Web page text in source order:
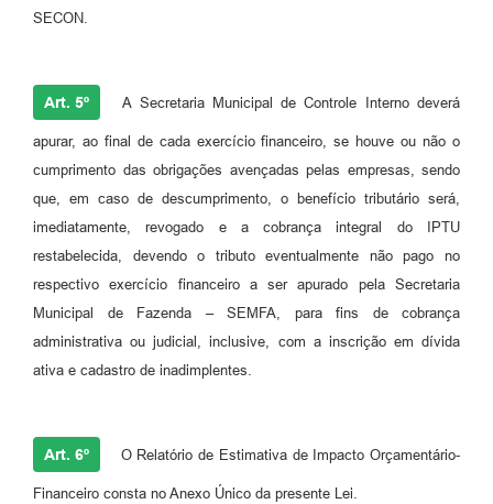
SECON.
Art. 5º A Secretaria Municipal de Controle Interno deverá
apurar, ao final de cada exercício financeiro, se houve ou não o
cumprimento das obrigações avençadas pelas empresas, sendo
que, em caso de descumprimento, o benefício tributário será,
imediatamente, revogado e a cobrança integral do IPTU
restabelecida, devendo o tributo eventualmente não pago no
respectivo exercício financeiro a ser apurado pela Secretaria
Municipal de Fazenda – SEMFA, para fins de cobrança
administrativa ou judicial, inclusive, com a inscrição em dívida
ativa e cadastro de inadimplentes.
Art. 6º O Relatório de Estimativa de Impacto Orçamentário-
Financeiro consta no Anexo Único da presente Lei.